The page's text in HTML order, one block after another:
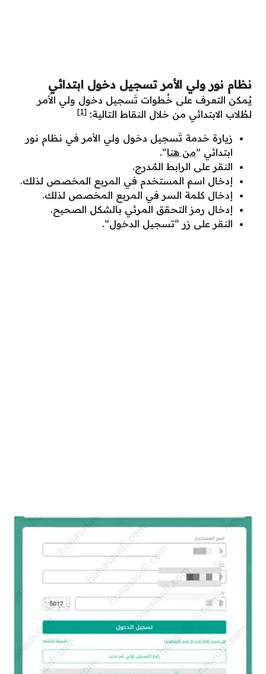
نظام نور ولي الأمر تسجيل دخول ابتدائي
يُمكن التعرف على خُطوات تَسجيل دخول ولي الأَمر
لطُلاب الابتدائي من خلال النقاط التالية: [1]
زيارة خدمة تَسجيل دخول ولي الأمر في نظام نور
ابتدائي ‏”من هنا“.
النقر على الرابط المُدرج.
إدخال اسم المستخدم في المربع المخصص لذلك.
إدخال كلمة السر في المربع المخصص لذلك.
إدخال رمز التحقق المرئي بالشكل الصحيح.
النقر على زر “تسجيل الدخول”.